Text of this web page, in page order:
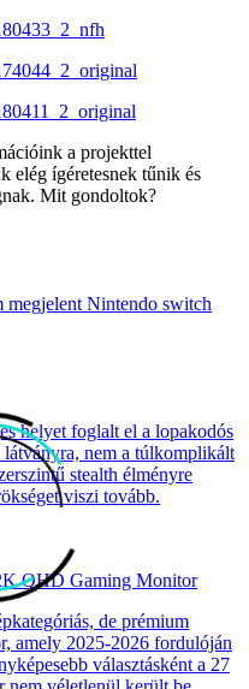
a projekttel
elég ígéretesnek tűnik és
Mit gondoltok?
Nintendo switch
helyet foglalt el a lopakodós
nem a túlkomplikált
stealth élményre
viszi tovább.
QHD Gaming Monitor
de prémium
amely 2025-2026 fordulóján
választásként a 27